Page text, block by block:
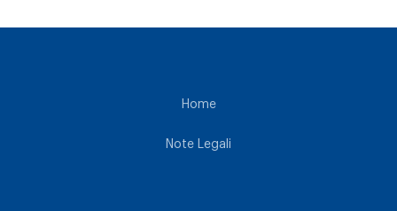
Home
Note Legali